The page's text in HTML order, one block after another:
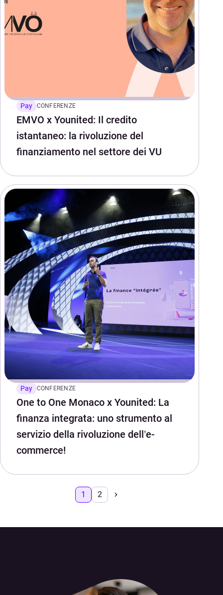
Pay CONFERENZE
EMVO x Younited: Il credito
istantaneo: la rivoluzione del
finanziamento nel settore dei VU
Pay CONFERENZE
One to One Monaco x Younited: La
finanza integrata: uno strumento al
servizio della rivoluzione dell’e-
commerce!
1 2